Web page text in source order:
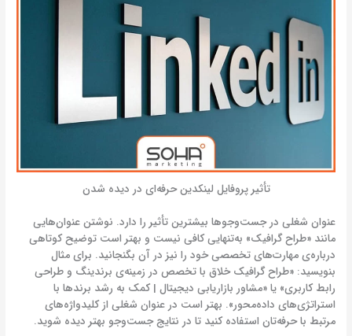
تأثیر پروفایل لینکدین حرفه‌ای در دیده شدن
عنوان شغلی در جست‌وجوها بیشترین تأثیر را دارد. نوشتن عنوان‌هایی
مانند «طراح گرافیک» به‌تنهایی کافی نیست و بهتر است توضیح کوتاهی
درباره‌ی مهارت‌های تخصصی خود را نیز در آن بگنجانید. برای مثال
بنویسید: «طراح گرافیک خلاق با تخصص در زمینه‌ی برندینگ و طراحی
رابط کاربری» یا «مشاور بازاریابی دیجیتال | کمک به رشد برندها با
استراتژی‌های داده‌محور». بهتر است در عنوان شغلی از کلیدواژه‌های
مرتبط با حرفه‌تان استفاده کنید تا در نتایج جست‌وجو بهتر دیده شوید.